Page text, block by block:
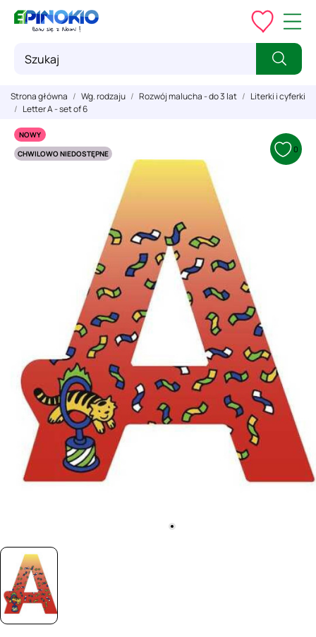
Strona główna Wg. rodzaju Rozwój malucha - do 3 lat
Literki i cyferki
Letter A - set of 6
NOWY
CHWILOWO NIEDOSTĘPNE
0